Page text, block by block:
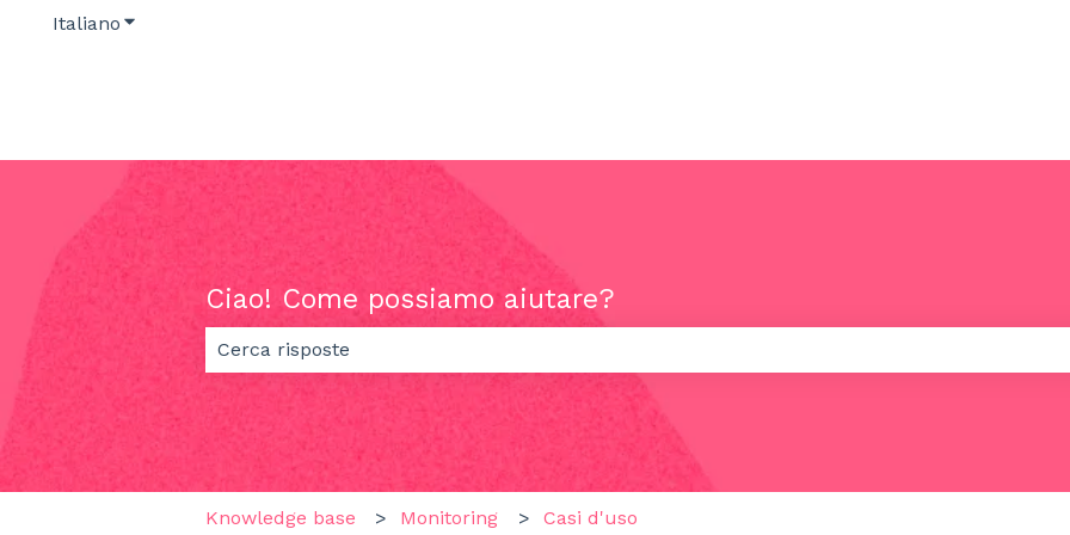
Italiano Mostra sottomenu per le traduzioni
Ciao! Come possiamo aiutare?
Non sono presenti suggerimenti perché il campo di ricerca è vuoto.
Knowledge base Monitoring Casi d'uso